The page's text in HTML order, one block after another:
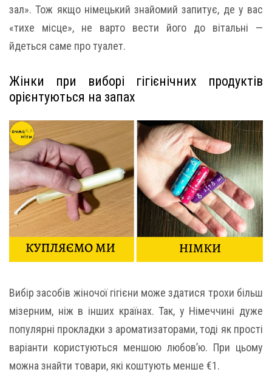
зал». Тож якщо німецький знайомий запитує, де у вас
«тихе місце», не варто вести його до вітальні —
йдеться саме про туалет.
Жінки при виборі гігієнічних продуктів
орієнтуються на запах
Вибір засобів жіночої гігієни може здатися трохи більш
мізерним, ніж в інших країнах. Так, у Німеччині дуже
популярні прокладки з ароматизаторами, тоді як прості
варіанти користуються меншою любов’ю. При цьому
можна знайти товари, які коштують менше €1.